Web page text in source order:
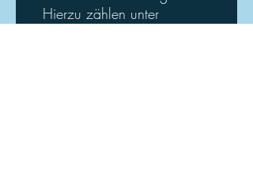
Hierzu zählen unter